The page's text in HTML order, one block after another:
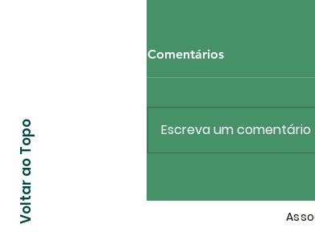
estratégica com três
renomados
Comentários
Escreva um comentário
Voltar ao Topo